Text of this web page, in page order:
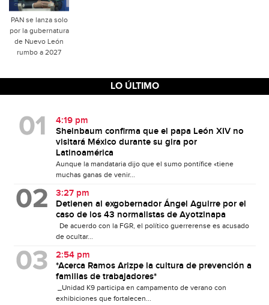
PAN se lanza solo
por la gubernatura
de Nuevo León
rumbo a 2027
LO ÚLTIMO
4:19 pm
Sheinbaum confirma que el papa León XIV no
visitará México durante su gira por
Latinoamérica
Aunque la mandataria dijo que el sumo pontífice «tiene
muchas ganas de venir...
3:27 pm
Detienen al exgobernador Ángel Aguirre por el
caso de los 43 normalistas de Ayotzinapa
De acuerdo con la FGR, el político guerrerense es acusado
de ocultar...
2:54 pm
*Acerca Ramos Arizpe la cultura de prevención a
familias de trabajadores*
_Unidad K9 participa en campamento de verano con
exhibiciones que fortalecen...